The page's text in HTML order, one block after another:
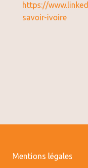
https://
savoir-ivoire
Mentions légales